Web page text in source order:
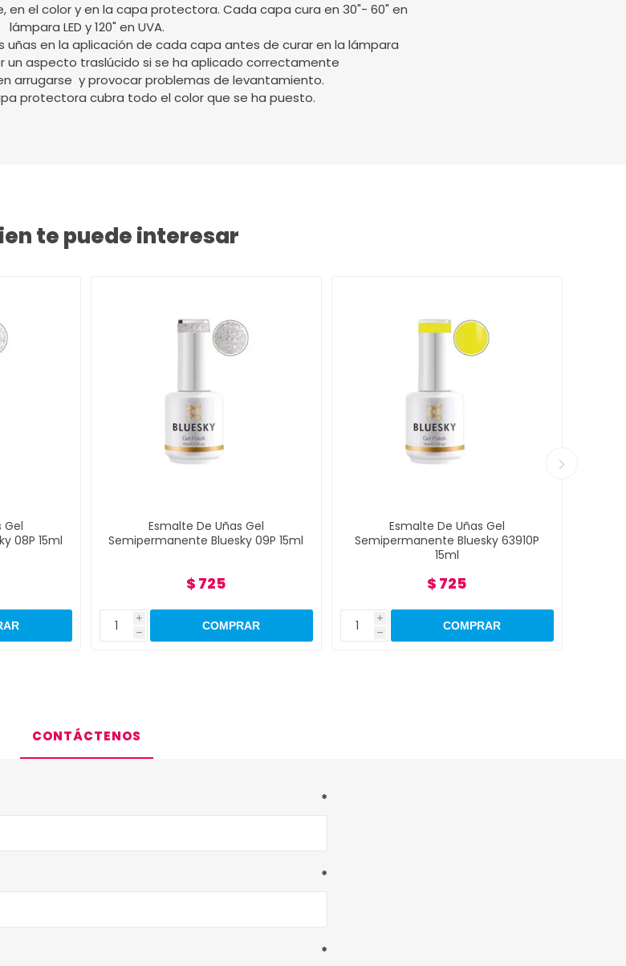
el color y en la capa protectora. Cada capa cura en 30"- 60" en
lámpara LED y 120" en UVA.
en la aplicación de cada capa antes de curar en la lámpara
un aspecto traslúcido si se ha aplicado correctamente
arrugarse y provocar problemas de levantamiento.
protectora cubra todo el color que se ha puesto.
te puede interesar
Gel
08P 15ml
Esmalte De Uñas Gel
Semipermanente Bluesky 09P 15ml
$ 725
i
h
Esmalte De Uñas Gel
Semipermanente Bluesky 63910P
15ml
$ 725
i
h
CONTÁCTENOS
*
*
*